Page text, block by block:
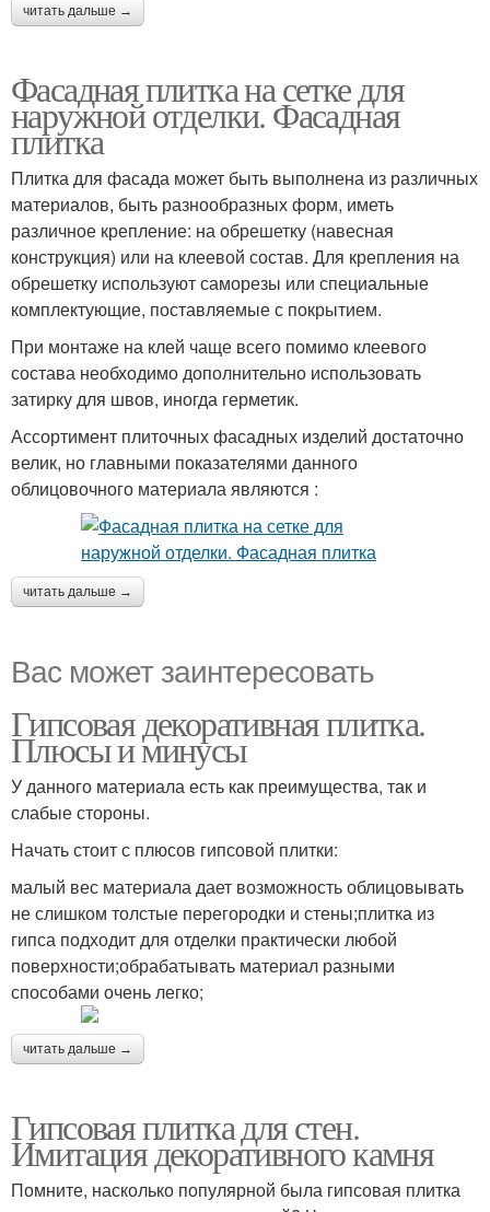
читать дальше →
Фасадная плитка на сетке для
наружной отделки. Фасадная
плитка
Плитка для фасада может быть выполнена из различных
материалов, быть разнообразных форм, иметь
различное крепление: на обрешетку (навесная
конструкция) или на клеевой состав. Для крепления на
обрешетку используют саморезы или специальные
комплектующие, поставляемые с покрытием.
При монтаже на клей чаще всего помимо клеевого
состава необходимо дополнительно использовать
затирку для швов, иногда герметик.
Ассортимент плиточных фасадных изделий достаточно
велик, но главными показателями данного
облицовочного материала являются :
читать дальше →
Вас может заинтересовать
Гипсовая декоративная плитка.
Плюсы и минусы
У данного материала есть как преимущества, так и
слабые стороны.
Начать стоит с плюсов гипсовой плитки:
малый вес материала дает возможность облицовывать
не слишком толстые перегородки и стены;плитка из
гипса подходит для отделки практически любой
поверхности;обрабатывать материал разными
способами очень легко;
читать дальше →
Гипсовая плитка для стен.
Имитация декоративного камня
Помните, насколько популярной была гипсовая плитка